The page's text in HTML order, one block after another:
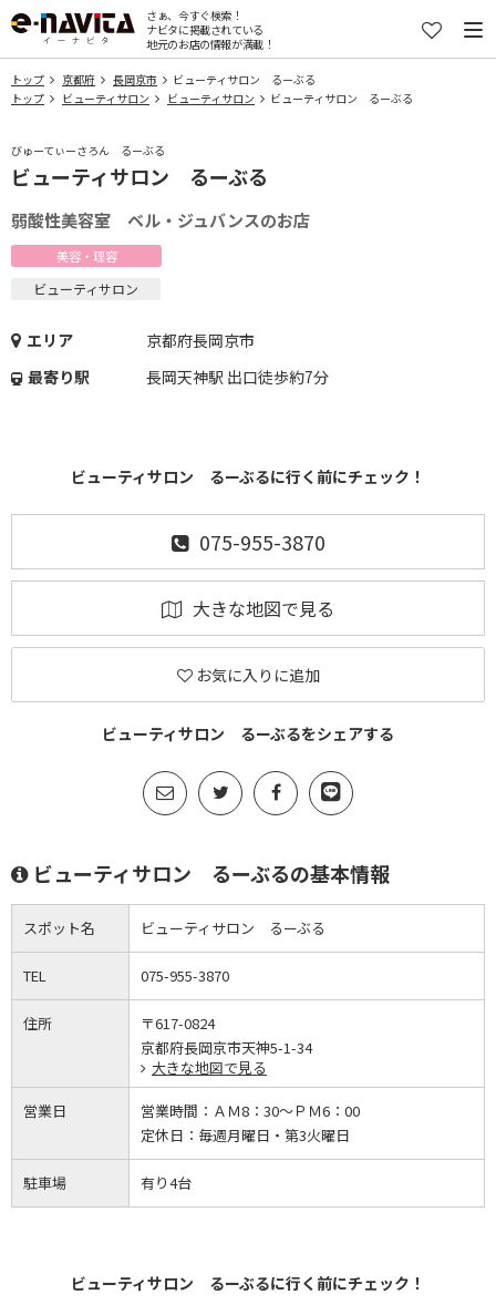
さぁ、今すぐ検索！
ナビタに掲載されている
地元のお店の情報が満載！
トップ 京都府 長岡京市
ビューティサロン るーぶる
トップ
ビューティサロン ビューティサロン ビューティサロン るーぶる
びゅーてぃーさろん るーぶる
ビューティサロン るーぶる
弱酸性美容室 ベル・ジュバンスのお店
美容・理容
ビューティサロン
エリア
京都府長岡京市
最寄り駅
長岡天神駅 出口徒歩約7分
ビューティサロン るーぶるに行く前にチェック！
075-955-3870
大きな地図で見る
お気に入りに追加
ビューティサロン るーぶるをシェアする
ビューティサロン るーぶるの基本情報
スポット名 ビューティサロン るーぶる
TEL 075-955-3870
住所
〒617-0824
京都府長岡京市天神5-1-34
大きな地図で見る
営業日 営業時間： ＡＭ8：30～ＰＭ6：00
定休日： 毎週月曜日・第3火曜日
駐車場 有り4台
ビューティサロン るーぶるに行く前にチェック！